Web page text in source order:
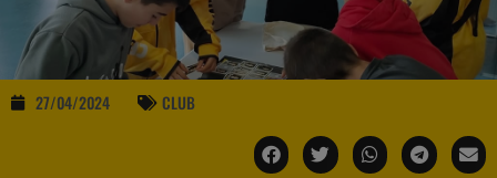
27/04/2024 CLUB